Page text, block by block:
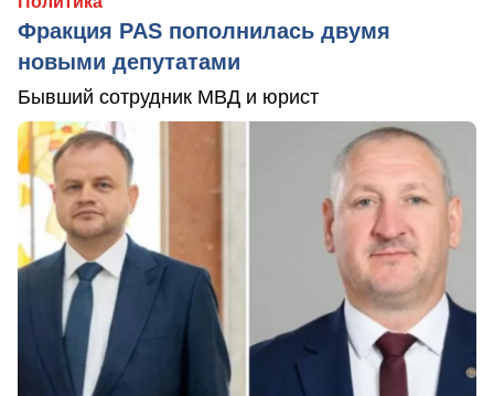
Фракция PAS пополнилась двумя
новыми депутатами
Бывший сотрудник МВД и юрист